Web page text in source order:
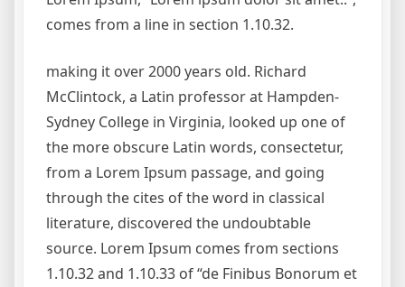
comes from a line in section 1.10.32.
making it over 2000 years old. Richard
McClintock, a Latin professor at Hampden-
Sydney College in Virginia, looked up one of
the more obscure Latin words, consectetur,
from a Lorem Ipsum passage, and going
through the cites of the word in classical
literature, discovered the undoubtable
source. Lorem Ipsum comes from sections
1.10.32 and 1.10.33 of “de Finibus Bonorum et